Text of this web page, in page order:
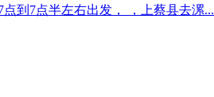
到7点半左右出发， ，上蔡县去漯...